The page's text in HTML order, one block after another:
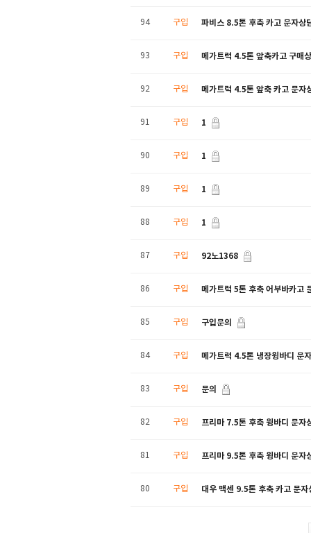
94 구입 파비스 8.5톤 후축 카고 문자상
93 구입 메가트럭 4.5톤 앞축카고 구매
92 구입 메가트럭 4.5톤 앞축 카고 문자
91 구입 1
90 구입 1
89 구입 1
88 구입 1
87 구입 92노1368
86 구입 메가트럭 5톤 후축 어부바카고
85 구입 구입문의
84 구입 메가트럭 4.5톤 냉장윙바디 문
83 구입 문의
82 구입 프리마 7.5톤 후축 윙바디 문자
81 구입 프리마 9.5톤 후축 윙바디 문자
80 구입 대우 맥센 9.5톤 후축 카고 문자